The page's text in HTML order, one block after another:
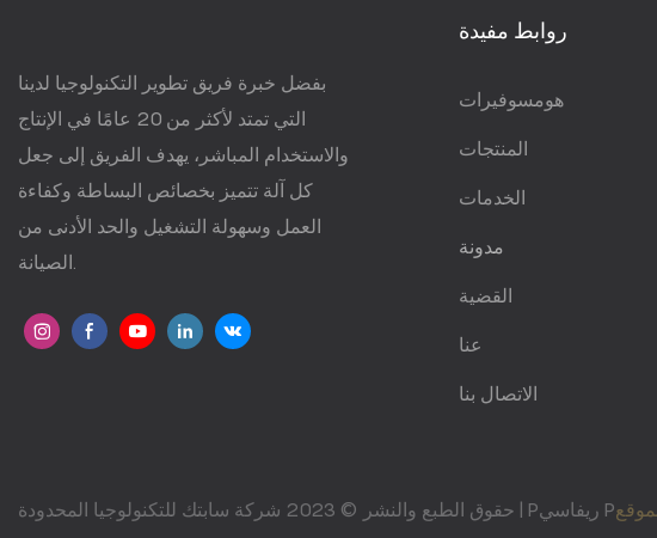
بفضل خبرة فريق تطوير التكنولوجيا لدينا
التي تمتد لأكثر من 20 عامًا في الإنتاج
والاستخدام المباشر، يهدف الفريق إلى جعل
كل آلة تتميز بخصائص البساطة وكفاءة
العمل وسهولة التشغيل والحد الأدنى من
روابط مفيدة
هومسوفيرات
المنتجات
الخدمات
مدونة
القضية
عنا
الاتصال بنا
حقوق الطبع والنشر © 2023 شركة سابتك للتكنولوجيا المحدودة |